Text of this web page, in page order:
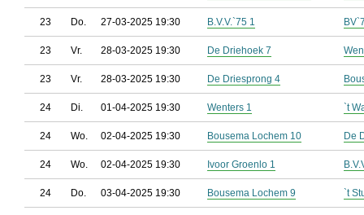
23 Do. 27-03-2025 19:30 B.V.V.`75 1
23 Vr. 28-03-2025 19:30 De Driehoek 7
23 Vr. 28-03-2025 19:30 De Driesprong 4
24 Di. 01-04-2025 19:30 Wenters 1 `t
24 Wo. 02-04-2025 19:30 Bousema Lochem 10 De
24 Wo. 02-04-2025 19:30 Ivoor Groenlo 1
24 Do. 03-04-2025 19:30 Bousema Lochem 9 `t